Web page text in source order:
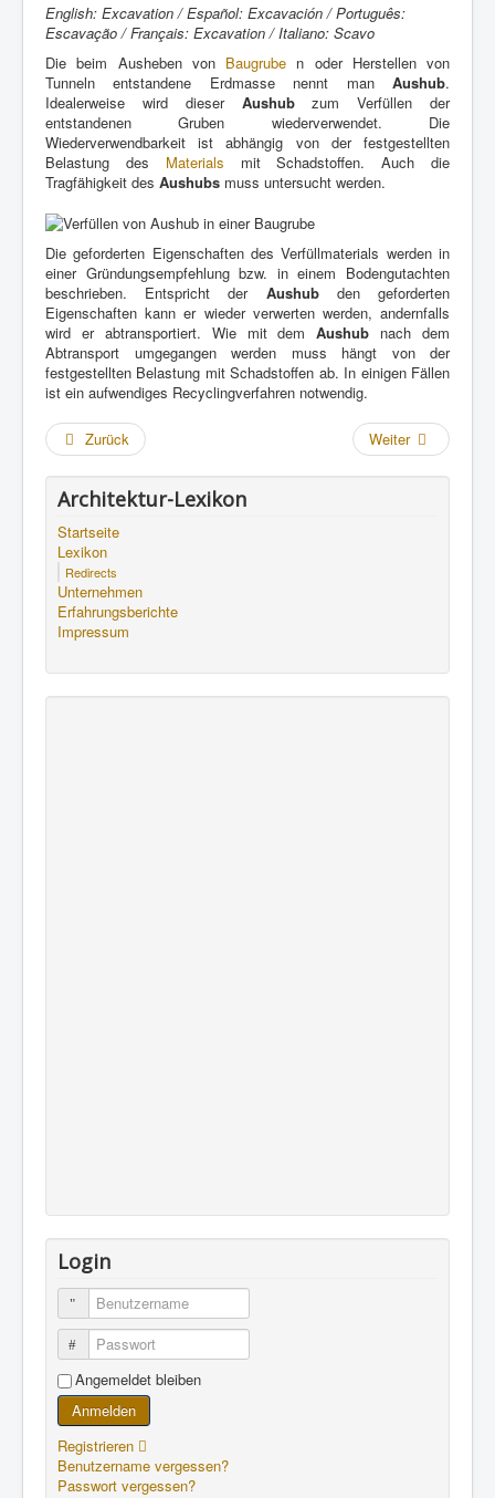
English: Excavation / Español: Excavación / Português:
Escavação / Français: Excavation / Italiano: Scavo
Die beim Ausheben von Baugrube n oder Herstellen von
Tunneln entstandene Erdmasse nennt man Aushub.
Idealerweise wird dieser Aushubzum Verfüllen der
entstandenen Gruben wiederverwendet. Die
Wiederverwendbarkeit ist abhängig von der festgestellten
Belastung des Materials mit Schadstoffen. Auch die
Tragfähigkeit des Aushubs muss untersucht werden.
Die geforderten Eigenschaften des Verfüllmaterials werden in
einer Gründungsempfehlung bzw. in einem Bodengutachten
beschrieben. Entspricht der Aushubden geforderten
Eigenschaften kann er wieder verwerten werden, andernfalls
wird er abtransportiert. Wie mit demAushub nach dem
Abtransport umgegangen werden muss hängt von der
festgestellten Belastung mit Schadstoffen ab. In einigen Fällen
ist ein aufwendiges Recyclingverfahren notwendig.
Zurück Weiter
Architektur-Lexikon
Startseite
Lexikon
Redirects
Unternehmen
Erfahrungsberichte
Impressum
Login
Benutzername
Passwort
Angemeldet bleiben
Anmelden
Registrieren
Benutzername vergessen?
Passwort vergessen?